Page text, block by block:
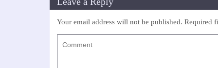
Your email address will not be published. Required